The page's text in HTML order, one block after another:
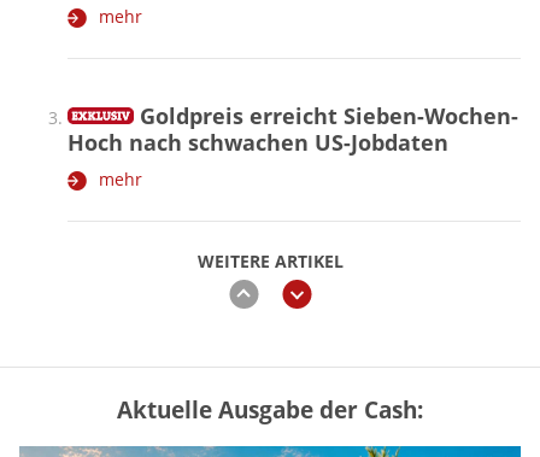
WEITERE ARTIKEL
zurückweiter
mehr
Goldpreis erreicht Sieben-Wochen-
Hoch nach schwachen US-Jobdaten
mehr
Vermieter-Zutritt: Wann Mieter
die Wohnung öffnen müssen
Aktuelle Ausgabe der Cash: